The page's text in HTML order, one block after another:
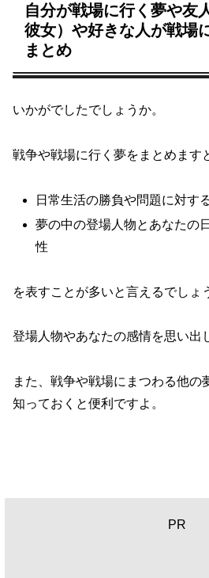
自分が戦場に行く夢や友
彼女）や好きな人が戦場
まとめ
いかがでしたでしょうか。
戦争や戦場に行く夢をまとめます
日常生活の勝負や問題に対す
夢の中の登場人物とあなたの
性
を表すことが多いと言えるでしょ
登場人物やあなたの感情を思い出
また、戦争や戦場にまつわる他の
知っておくと便利ですよ。
PR